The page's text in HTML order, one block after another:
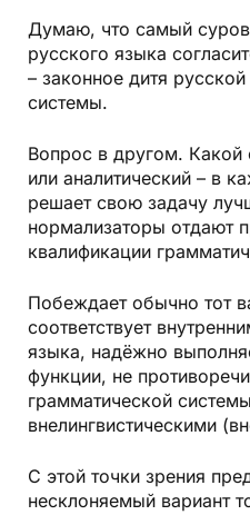
Думаю, что самый
русского языка
– законное дитя
системы.
Вопрос в другом. Какой
или аналитический – в
решает свою задачу
нормализаторы отдают
квалификации
Побеждает обычно тот
соответствует
языка, надёжно
функции, не
грамматической
внелингвистическими
С этой точки зрения
несклоняемый вариант